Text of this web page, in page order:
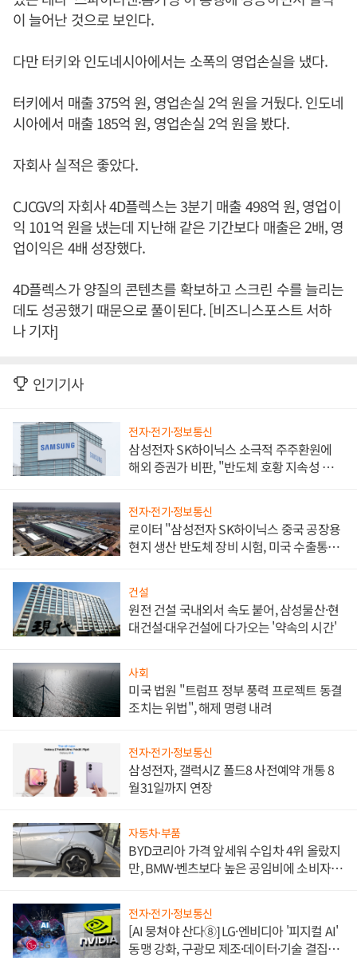
이 늘어난 것으로 보인다.
다만 터키와 인도네시아에서는 소폭의 영업손실을 냈다.
터키에서 매출 375억 원, 영업손실 2억 원을 거뒀다. 인도네
시아에서 매출 185억 원, 영업손실 2억 원을 봤다.
자회사 실적은 좋았다.
CJCGV의 자회사 4D플렉스는 3분기 매출 498억 원, 영업이
익 101억 원을 냈는데 지난해 같은 기간보다 매출은 2배, 영
업이익은 4배 성장했다.
4D플렉스가 양질의 콘텐츠를 확보하고 스크린 수를 늘리는
데도 성공했기 때문으로 풀이된다. [비즈니스포스트 서하
나 기자]
인기기사
전자·전기·정보통신
삼성전자 SK하이닉스 소극적 주주환원에
해외 증권가 비판, "반도체 호황 지속성 의
전자·전기·정보통신
로이터 "삼성전자 SK하이닉스 중국 공장용
현지 생산 반도체 장비 시험, 미국 수출통제
건설
원전 건설 국내외서 속도 붙어, 삼성물산·현
대건설·대우건설에 다가오는 '약속의 시간'
사회
미국 법원 "트럼프 정부 풍력 프로젝트 동결
조치는 위법", 해제 명령 내려
전자·전기·정보통신
삼성전자, 갤럭시Z 폴드8 사전예약 개통 8
월31일까지 연장
자동차·부품
BYD코리아 가격 앞세워 수입차 4위 올랐지
만, BMW·벤츠보다 높은 공임비에 소비자
전자·전기·정보통신
[AI 뭉쳐야 산다⑧] LG·엔비디아 '피지컬 AI'
동맹 강화, 구광모 제조·데이터·기술 결집